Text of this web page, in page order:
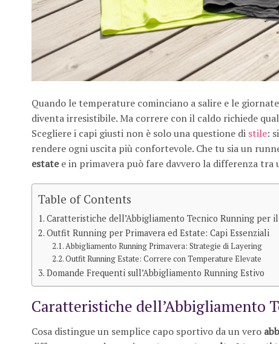
Quando le temperature cominciano a salire e le
diventa irresistibile. Ma correre con il caldo richiede
Scegliere i capi giusti non è solo una questione di stile:
rendere ogni uscita più confortevole. Che tu sia un
estatee in primavera può fare davvero la differenza tra
Table of Contents
Caratteristiche dell’Abbigliamento Tecnico Running per il
Outfit Running per Primavera ed Estate: Capi Essenziali
Abbigliamento Running Primavera: Strategie di Layering
Outfit Running Estate: Correre con Temperature Elevate
Domande Frequenti sull’Abbigliamento Running Estivo
Caratteristiche dell’Abbigliamento
Cosa distingue un semplice capo sportivo da un vero